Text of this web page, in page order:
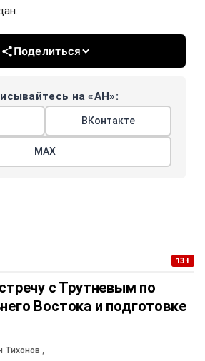
Поделиться
на «АН»:
ВКонтакте
МАХ
13+
с Трутневым по
Востока и подготовке
Тихонов ,